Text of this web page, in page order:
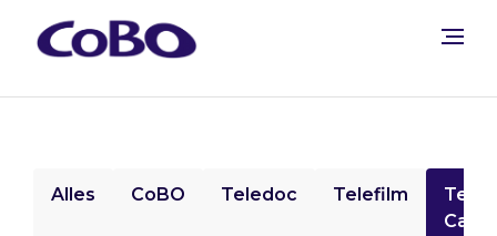
Alles CoBO Teledoc Telefilm